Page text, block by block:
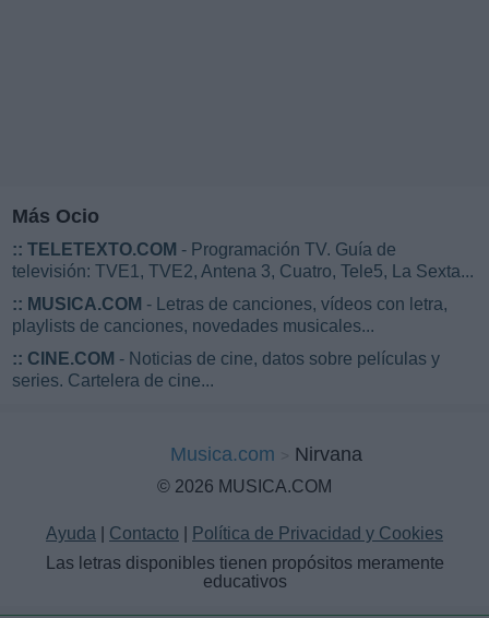
Más Ocio
:: TELETEXTO.COM - Programación TV. Guía de
televisión: TVE1, TVE2, Antena 3, Cuatro, Tele5, La Sexta...
:: MUSICA.COM - Letras de canciones, vídeos con letra,
playlists de canciones, novedades musicales...
:: CINE.COM - Noticias de cine, datos sobre películas y
series. Cartelera de cine...
Musica.com Nirvana
© 2026 MUSICA.COM
Ayuda Contacto
Política de Privacidad y Cookies
Las letras disponibles tienen propósitos meramente
educativos